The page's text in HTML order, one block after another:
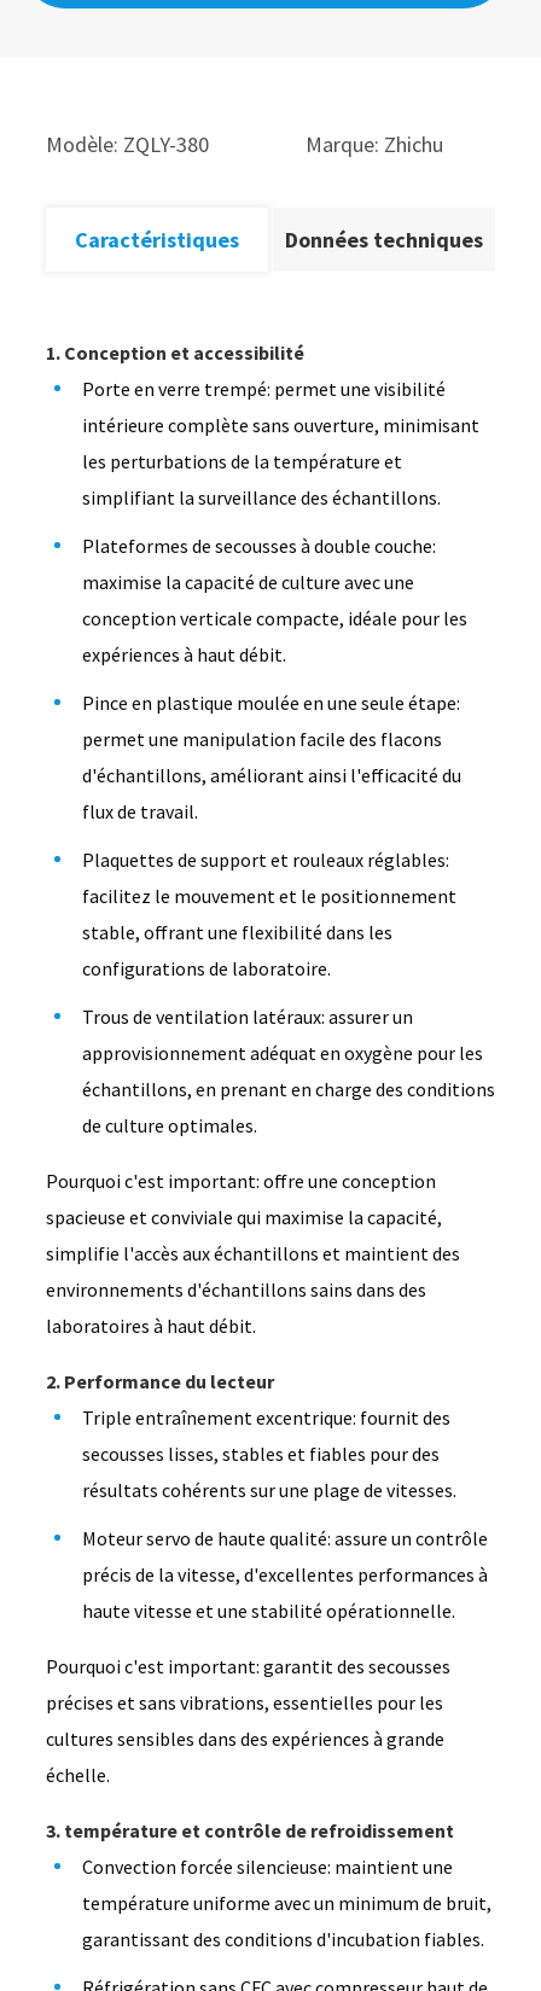
Modèle: ZQLY-380 Marque: Zhichu
Caractéristiques Données techniques
1. Conception et accessibilité
Porte en verre trempé: permet une visibilité
intérieure complète sans ouverture, minimisant
les perturbations de la température et
simplifiant la surveillance des échantillons.
Plateformes de secousses à double couche:
maximise la capacité de culture avec une
conception verticale compacte, idéale pour les
expériences à haut débit.
Pince en plastique moulée en une seule étape:
permet une manipulation facile des flacons
d'échantillons, améliorant ainsi l'efficacité du
flux de travail.
Plaquettes de support et rouleaux réglables:
facilitez le mouvement et le positionnement
stable, offrant une flexibilité dans les
configurations de laboratoire.
Trous de ventilation latéraux: assurer un
approvisionnement adéquat en oxygène pour les
échantillons, en prenant en charge des conditions
de culture optimales.
Pourquoi c'est important: offre une conception
spacieuse et conviviale qui maximise la capacité,
simplifie l'accès aux échantillons et maintient des
environnements d'échantillons sains dans des
laboratoires à haut débit.
2. Performance du lecteur
Triple entraînement excentrique: fournit des
secousses lisses, stables et fiables pour des
résultats cohérents sur une plage de vitesses.
Moteur servo de haute qualité: assure un contrôle
précis de la vitesse, d'excellentes performances à
haute vitesse et une stabilité opérationnelle.
Pourquoi c'est important: garantit des secousses
précises et sans vibrations, essentielles pour les
cultures sensibles dans des expériences à grande
échelle.
3. température et contrôle de refroidissement
Convection forcée silencieuse: maintient une
température uniforme avec un minimum de bruit,
garantissant des conditions d'incubation fiables.